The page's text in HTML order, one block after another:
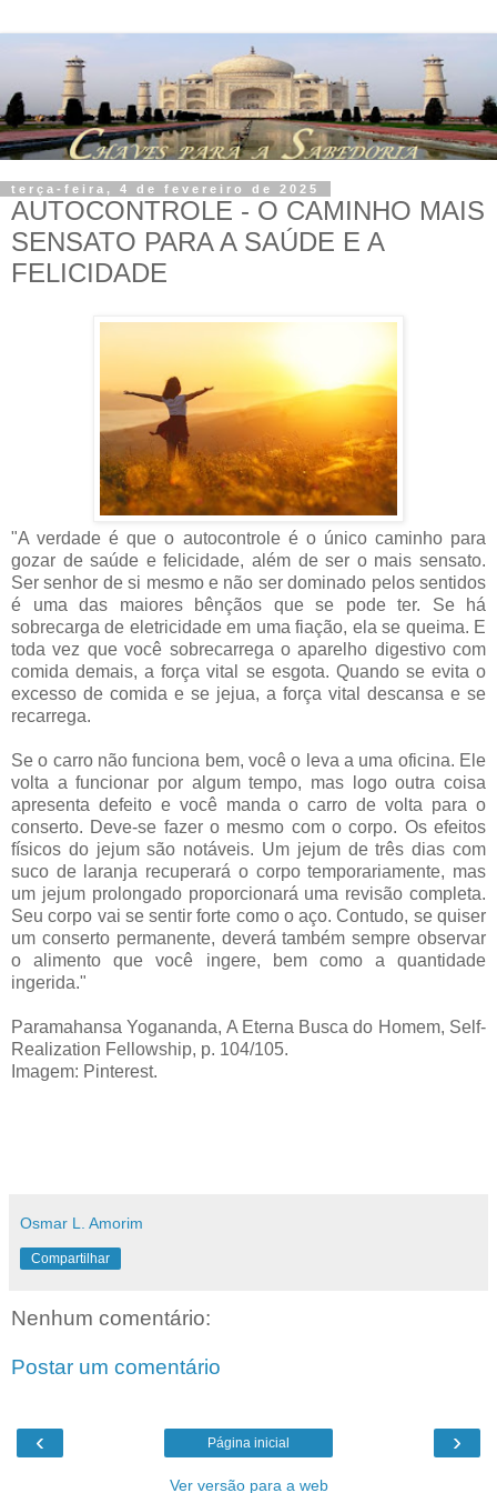
terça-feira, 4 de fevereiro de 2025
AUTOCONTROLE - O CAMINHO MAIS
SENSATO PARA A SAÚDE E A
FELICIDADE
"A verdade é que o autocontrole é o único caminho para
gozar de saúde e felicidade, além de ser o mais sensato.
Ser senhor de si mesmo e não ser dominado pelos sentidos
é uma das maiores bênçãos que se pode ter. Se há
sobrecarga de eletricidade em uma fiação, ela se queima. E
toda vez que você sobrecarrega o aparelho digestivo com
comida demais, a força vital se esgota. Quando se evita o
excesso de comida e se jejua, a força vital descansa e se
recarrega.
Se o carro não funciona bem, você o leva a uma oficina. Ele
volta a funcionar por algum tempo, mas logo outra coisa
apresenta defeito e você manda o carro de volta para o
conserto. Deve-se fazer o mesmo com o corpo. Os efeitos
físicos do jejum são notáveis. Um jejum de três dias com
suco de laranja recuperará o corpo temporariamente, mas
um jejum prolongado proporcionará uma revisão completa.
Seu corpo vai se sentir forte como o aço. Contudo, se quiser
um conserto permanente, deverá também sempre observar
o alimento que você ingere, bem como a quantidade
ingerida."
Paramahansa Yogananda, A Eterna Busca do Homem, Self-
Realization Fellowship, p. 104/105.
Imagem: Pinterest.
Osmar L. Amorim
Compartilhar
Nenhum comentário:
Postar um comentário
‹ ›
Página inicial
Ver versão para a web